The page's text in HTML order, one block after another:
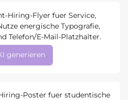
Hiring-Flyer fuer Service,
energische Typografie,
Telefon/E-Mail-Platzhalter.
generieren
Poster fuer studentische